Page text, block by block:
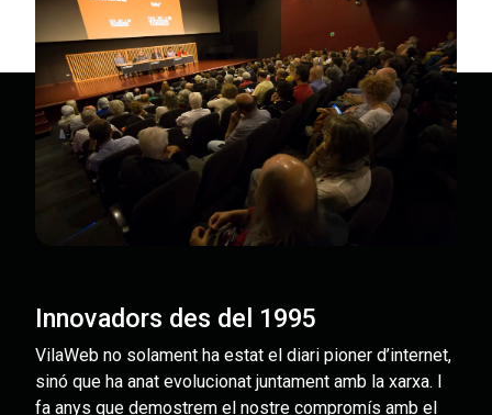
Innovadors des del 1995
VilaWeb no solament ha estat el diari pioner d’internet,
sinó que ha anat evolucionat juntament amb la xarxa. I
fa anys que demostrem el nostre compromís amb el